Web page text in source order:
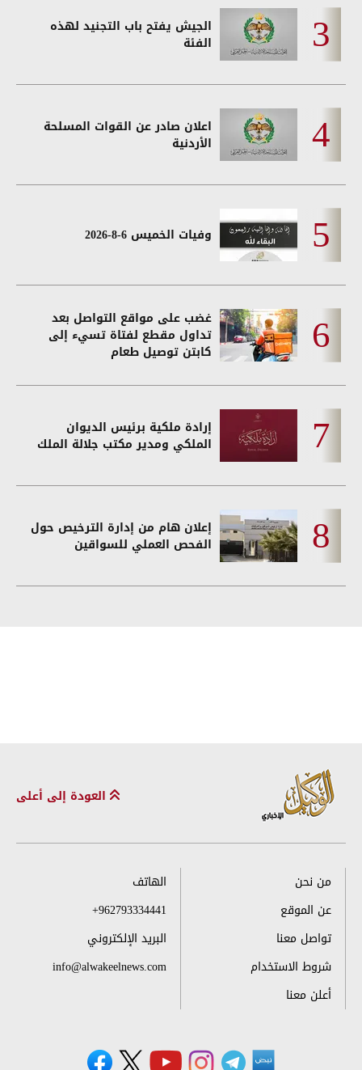
الجيش يفتح باب التجنيد لهذه
الفئة
اعلان صادر عن القوات المسلحة
الأردنية
وفيات الخميس 6-8-2026
غضب على مواقع التواصل بعد
تداول مقطع لفتاة تسيء إلى
كابتن توصيل طعام
إرادة ملكية برئيس الديوان
الملكي ومدير مكتب جلالة الملك
إعلان هام من إدارة الترخيص حول
الفحص العملي للسواقين
العودة إلى أعلى
من نحن
عن الموقع
تواصل معنا
شروط الاستخدام
أعلن معنا
الهاتف
+962793334441
البريد الإلكتروني
info@alwakeelnews.com